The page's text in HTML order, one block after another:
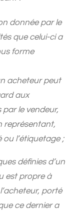
donnée par le
que celui-ci a
forme
acheteur peut
aux
le vendeur,
représentant,
l’étiquetage ;
définies d’un
est propre à
porté
ce dernier a